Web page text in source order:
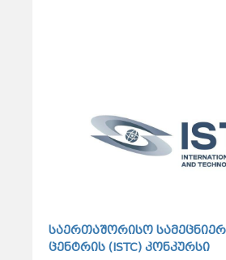
საერთაშორისო
ცენტრის (ISTC) კონკურსი